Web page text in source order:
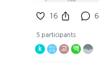
16 6
5 participants
k 고 맥